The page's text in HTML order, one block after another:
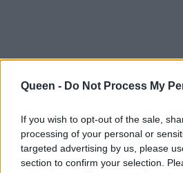
Queen - Do Not Process My
If you wish to opt-out of the sale,
processing of your personal or
targeted advertising by us, please
section to confirm your selection.